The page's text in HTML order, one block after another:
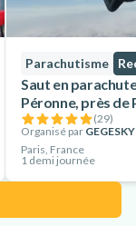
Parachutisme
Saut en
Péronne, près de
(29)
Organisé par
Paris, France
1 demi journée